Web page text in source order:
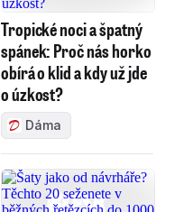
Tropické noci a špatný
spánek: Proč nás horko
obírá o klid a kdy už jde
o úzkost?
Dáma